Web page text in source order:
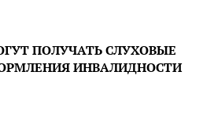
ПОЛУЧАТЬ СЛУХОВЫЕ
ИНВАЛИДНОСТИ